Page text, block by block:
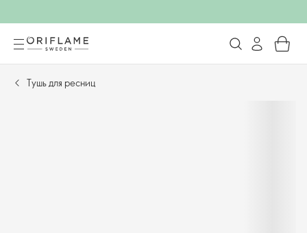
Тушь для ресниц